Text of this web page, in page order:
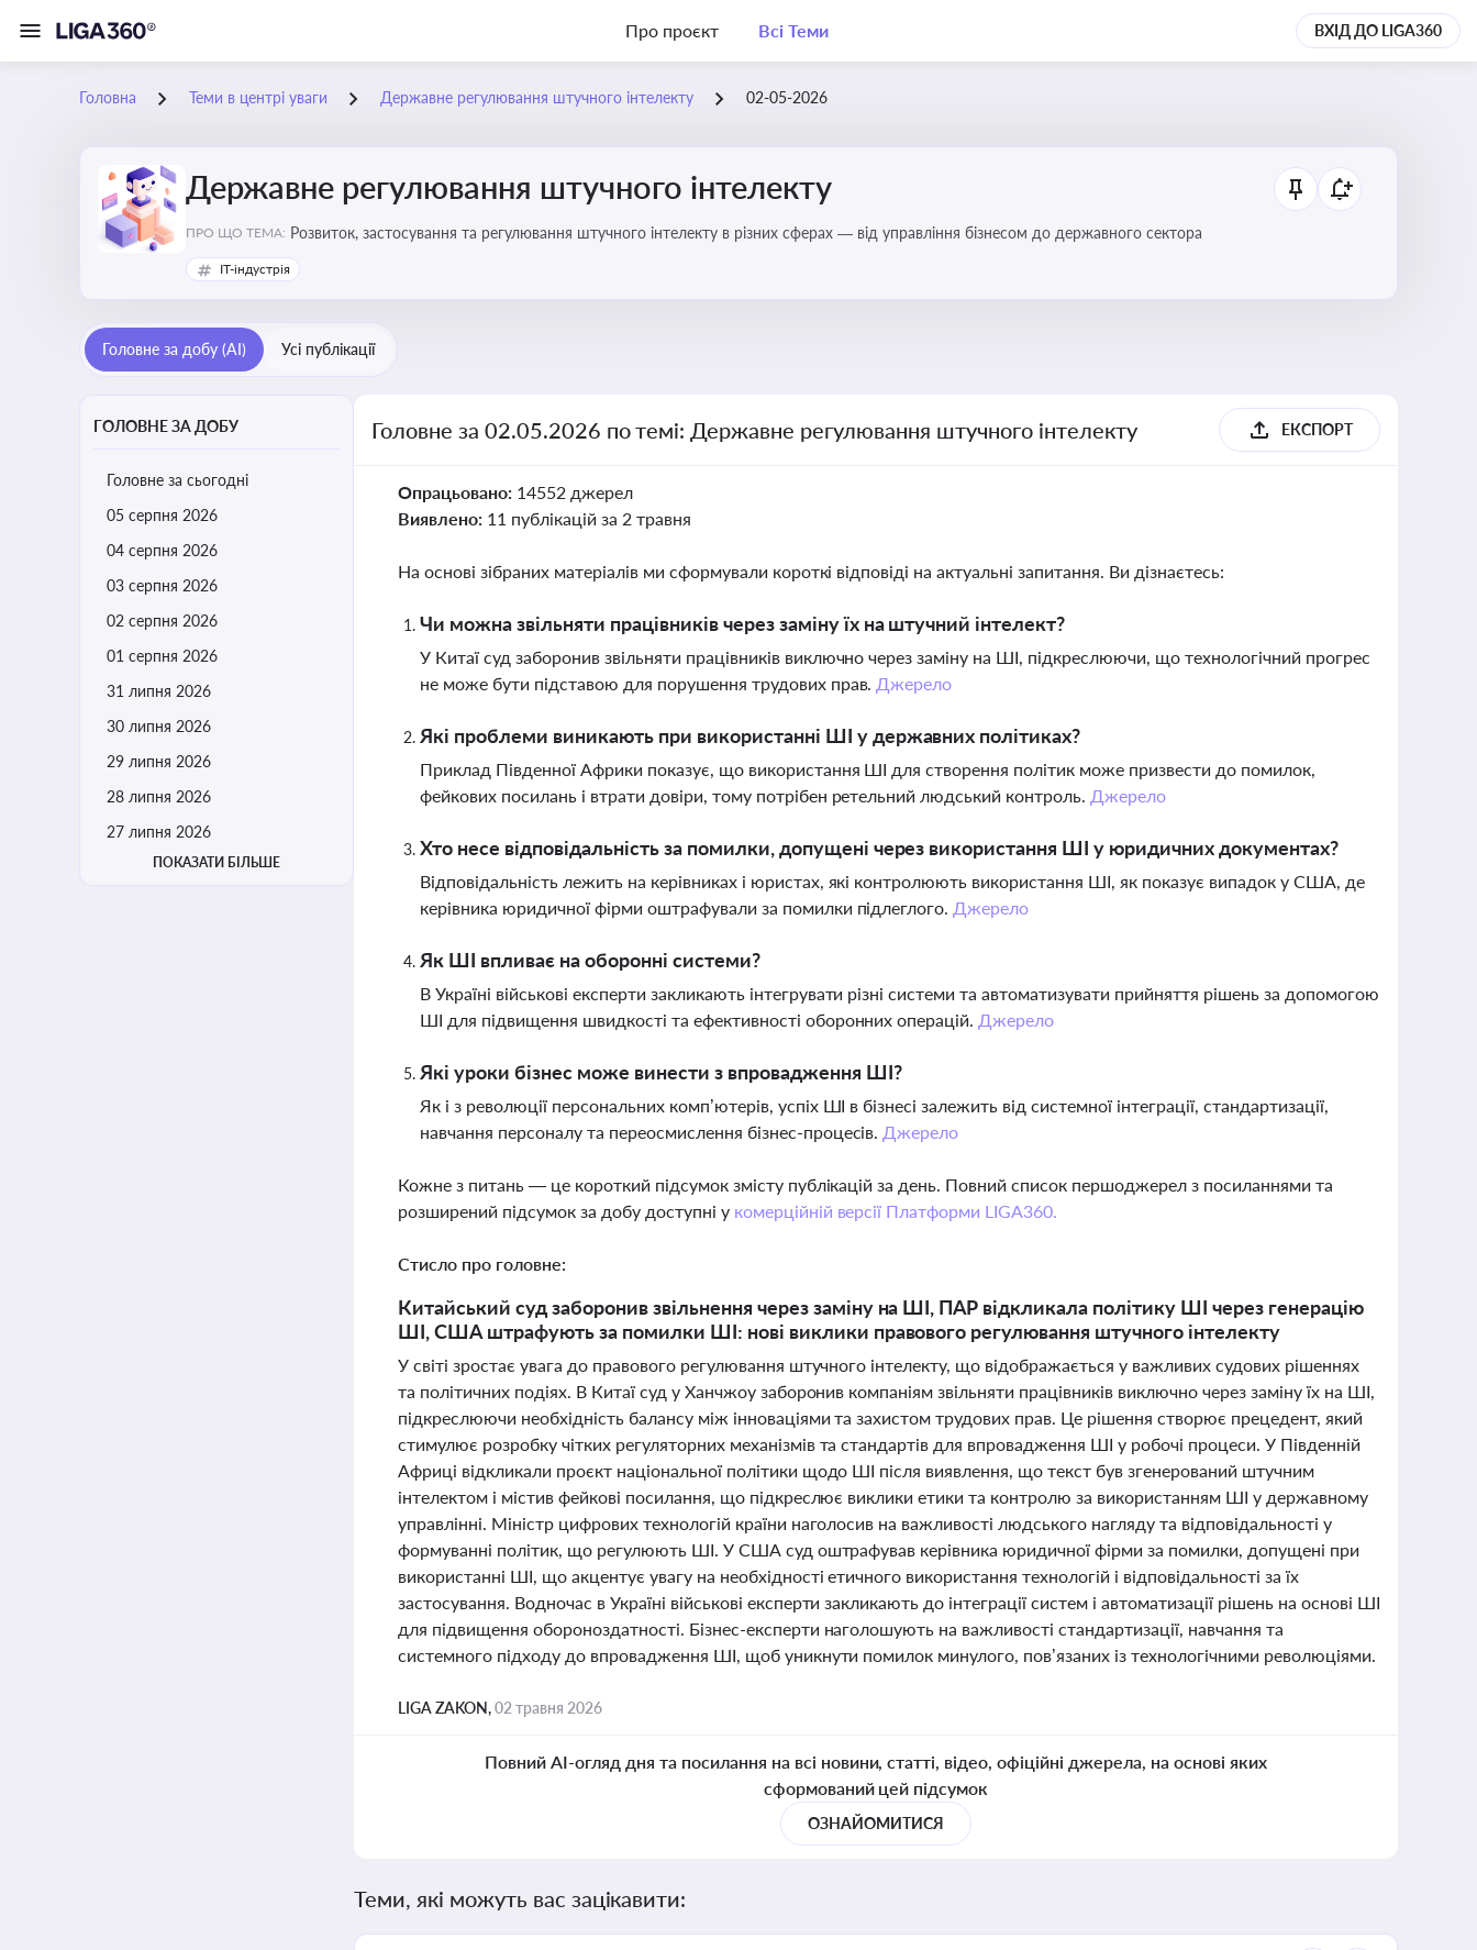
Про проєкт Всі Теми ВХІД ДО LIGA360
Головна Теми в центрі уваги Державне регулювання штучного інтелекту 02-05-2026
Державне регулювання штучного інтелекту
ПРО ЩО ТЕМА: Розвиток, застосування та регулювання штучного інтелекту в різних сферах — від управління бізнесом до державного сектора
IT-індустрія
Головне за добу (AI) Усі публікації
ГОЛОВНЕ ЗА ДОБУ
Головне за сьогодні
05 серпня 2026
04 серпня 2026
03 серпня 2026
02 серпня 2026
01 серпня 2026
31 липня 2026
30 липня 2026
29 липня 2026
28 липня 2026
27 липня 2026
ПОКАЗАТИ БІЛЬШЕ
Головне за 02.05.2026 по темі: Державне регулювання штучного інтелекту ЕКСПОРТ
Опрацьовано: 14552 джерел
Виявлено: 11 публікацій за 2 травня
На основі зібраних матеріалів ми сформували короткі відповіді на актуальні запитання. Ви дізнаєтесь:
Чи можна звільняти працівників через заміну їх на штучний інтелект?
У Китаї суд заборонив звільняти працівників виключно через заміну на ШІ, підкреслюючи, що технологічний прогрес
не може бути підставою для порушення трудових прав. Джерело
Які проблеми виникають при використанні ШІ у державних політиках?
Приклад Південної Африки показує, що використання ШІ для створення політик може призвести до помилок,
фейкових посилань і втрати довіри, тому потрібен ретельний людський контроль. Джерело
Хто несе відповідальність за помилки, допущені через використання ШІ у юридичних документах?
Відповідальність лежить на керівниках і юристах, які контролюють використання ШІ, як показує випадок у США, де
керівника юридичної фірми оштрафували за помилки підлеглого. Джерело
Як ШІ впливає на оборонні системи?
В Україні військові експерти закликають інтегрувати різні системи та автоматизувати прийняття рішень за допомогою
ШІ для підвищення швидкості та ефективності оборонних операцій. Джерело
Які уроки бізнес може винести з впровадження ШІ?
Як і з революції персональних комп’ютерів, успіх ШІ в бізнесі залежить від системної інтеграції, стандартизації,
навчання персоналу та переосмислення бізнес-процесів. Джерело
Кожне з питань — це короткий підсумок змісту публікацій за день. Повний список першоджерел з посиланнями та
розширений підсумок за добу доступні у комерційній версії Платформи LIGA360.
Стисло про головне:
Китайський суд заборонив звільнення через заміну на ШІ, ПАР відкликала політику ШІ через генерацію
ШІ, США штрафують за помилки ШІ: нові виклики правового регулювання штучного інтелекту
У світі зростає увага до правового регулювання штучного інтелекту, що відображається у важливих судових рішеннях
та політичних подіях. В Китаї суд у Ханчжоу заборонив компаніям звільняти працівників виключно через заміну їх на ШІ,
підкреслюючи необхідність балансу між інноваціями та захистом трудових прав. Це рішення створює прецедент, який
стимулює розробку чітких регуляторних механізмів та стандартів для впровадження ШІ у робочі процеси. У Південній
Африці відкликали проєкт національної політики щодо ШІ після виявлення, що текст був згенерований штучним
інтелектом і містив фейкові посилання, що підкреслює виклики етики та контролю за використанням ШІ у державному
управлінні. Міністр цифрових технологій країни наголосив на важливості людського нагляду та відповідальності у
формуванні політик, що регулюють ШІ. У США суд оштрафував керівника юридичної фірми за помилки, допущені при
використанні ШІ, що акцентує увагу на необхідності етичного використання технологій і відповідальності за їх
застосування. Водночас в Україні військові експерти закликають до інтеграції систем і автоматизації рішень на основі ШІ
для підвищення обороноздатності. Бізнес-експерти наголошують на важливості стандартизації, навчання та
системного підходу до впровадження ШІ, щоб уникнути помилок минулого, пов’язаних із технологічними революціями.
LIGA ZAKON,02 травня 2026
Повний AI-огляд дня та посилання на всі новини, статті, відео, офіційні джерела, на основі яких
сформований цей підсумок
ОЗНАЙОМИТИСЯ
Теми, які можуть вас зацікавити: